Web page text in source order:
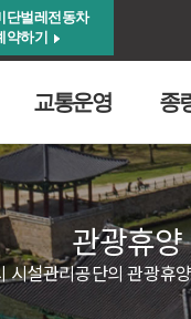
단벌레전동차
약하기
교통운영 종
관광휴양
시설관리공단의 관광휴